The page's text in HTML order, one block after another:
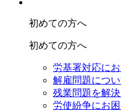
初めての方へ
初めての方へ
労基署対応に
解雇問題につ
残業問題を解
労使紛争にお